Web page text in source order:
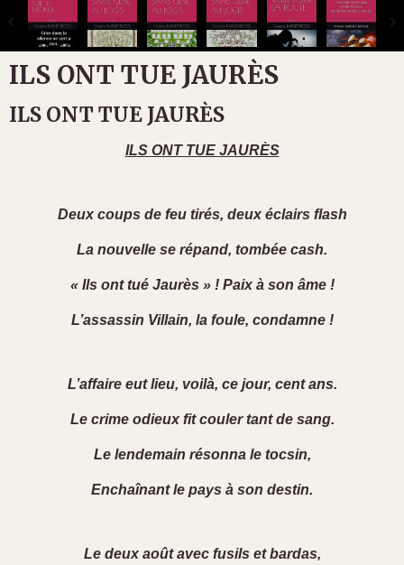
ILS ONT TUE JAURÈS
ILS ONT TUE JAURÈS
ILS ONT TUE JAURÈS
Deux coups de feu tirés, deux éclairs flash
La nouvelle se répand, tombée cash.
« Ils ont tué Jaurès » ! Paix à son âme !
L’assassin Villain, la foule, condamne !
L’affaire eut lieu, voilà, ce jour, cent ans.
Le crime odieux fit couler tant de sang.
Le lendemain résonna le tocsin,
Enchaînant le pays à son destin.
Le deux août avec fusils et bardas,